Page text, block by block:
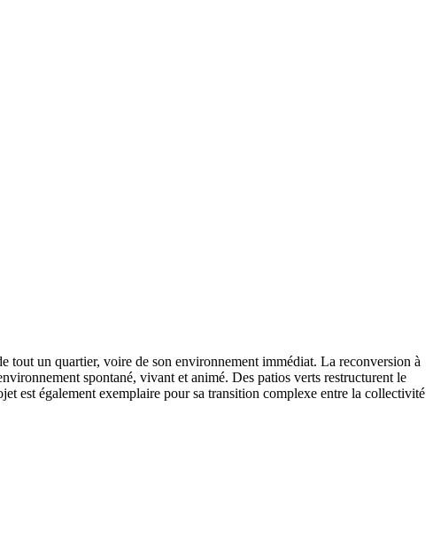
un quartier, voire de son environnement immédiat. La reconversion à
spontané, vivant et animé. Des patios verts restructurent le
est également exemplaire pour sa transition complexe entre la collectivité